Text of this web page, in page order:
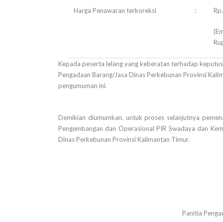
Harga Penawaran terkoreksi :
Kepada peserta lelang yang keberatan terhadap
Pengadaan Barang/Jasa Dinas Perkebunan Provinsi
pengumuman ini.
Demikian diumumkan, untuk proses selanjutnya
Pengembangan dan Operasional PIR Swadaya dan
Dinas Perkebunan Provinsi Kalimantan Timur.
Panitia